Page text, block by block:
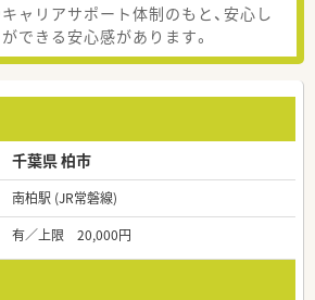
ャリアサポート体制のもと、安心し
できる安心感があります。
千葉県 柏市
南柏駅 (JR常磐線)
有／上限 20,000円